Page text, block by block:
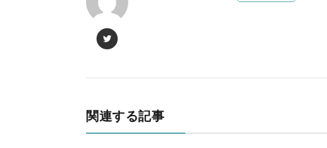
関連する記事